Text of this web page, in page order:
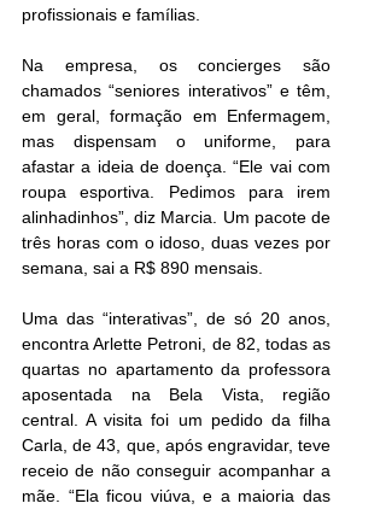
profissionais e famílias.
Na empresa, os concierges são
chamados “seniores interativos” e têm,
em geral, formação em Enfermagem,
mas dispensam o uniforme, para
afastar a ideia de doença. “Ele vai com
roupa esportiva. Pedimos para irem
alinhadinhos”, diz Marcia. Um pacote de
três horas com o idoso, duas vezes por
semana, sai a R$ 890 mensais.
Uma das “interativas”, de só 20 anos,
encontra Arlette Petroni, de 82, todas as
quartas no apartamento da professora
aposentada na Bela Vista, região
central. A visita foi um pedido da filha
Carla, de 43, que, após engravidar, teve
receio de não conseguir acompanhar a
mãe. “Ela ficou viúva, e a maioria das